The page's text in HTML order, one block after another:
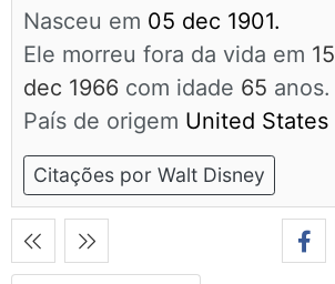
Nasceu em 05 dec 1901.
Ele morreu fora da vida em 15
dec 1966 com idade 65 anos.
País de origem United States
Citações por Walt Disney